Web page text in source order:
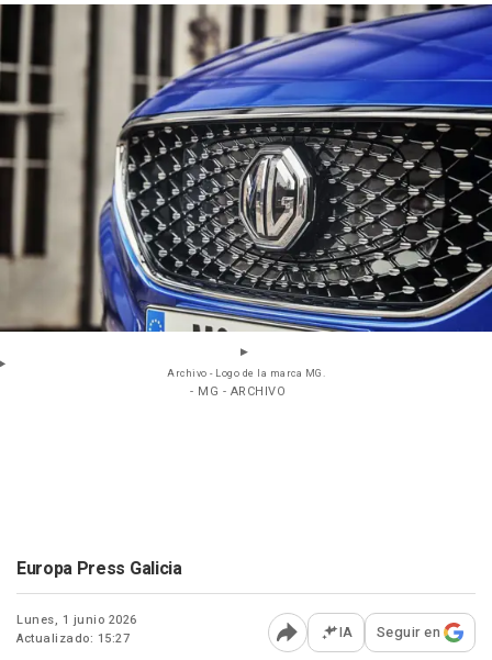
Archivo - Logo de la marca MG.
- MG - ARCHIVO
Europa Press Galicia
Lunes, 1 junio 2026
Actualizado: 15:27
Abrir opciones para
IA Seguir en